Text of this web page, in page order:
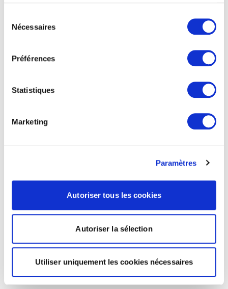
Nécessaires
Préférences
Statistiques
Marketing
Paramètres
Autoriser tous les cookies
Autoriser la sélection
Utiliser uniquement les cookies nécessaires